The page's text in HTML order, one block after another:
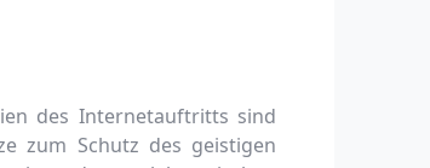
des Internetauftritts sind
zum Schutz des geistigen